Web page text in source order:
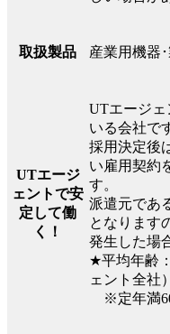
取扱製品 産業用機器
UTエージ
ェントで安
定して働
く！
UTエージェ
いる会社で
採用決定後
い雇用契約
す。
派遣元であ
となります
発生した場
★平均年齢
ェント全社）
※定年満60